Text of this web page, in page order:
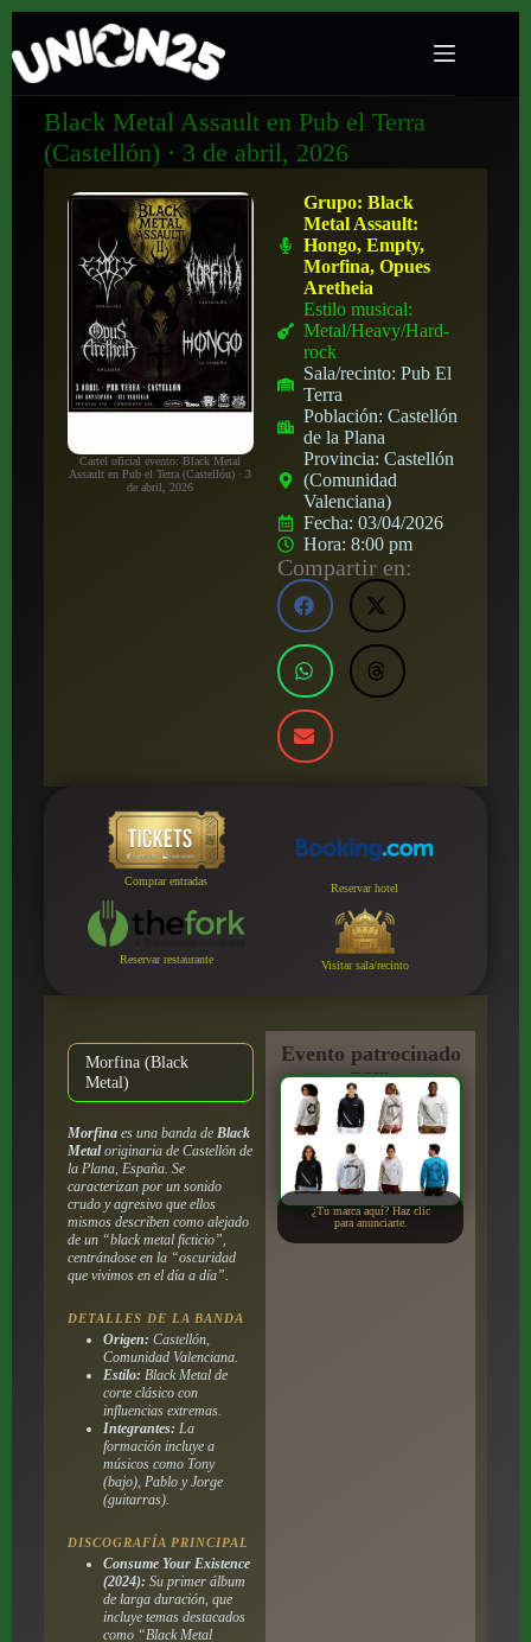
Black Metal Assault en Pub el Terra
(Castellón) · 3 de abril, 2026
Cartel oficial evento: Black Metal
Assault en Pub el Terra (Castellón) · 3
de abril, 2026
Grupo:Black
Metal Assault:
Hongo, Empty,
Morfina, Opues
Aretheia
Estilo musical:
Metal/Heavy/Hard-
rock
Sala/recinto:Pub El
Terra
Población:Castellón
de la Plana
Provincia:Castellón
(Comunidad
Valenciana)
Fecha:03/04/2026
Hora:8:00 pm
Compartir en:
Comprar entradas
Reservar hotel
Reservar restaurante Visitar sala/recinto
Morfina (Black
Metal)
Morfinaes una banda de Black
Metaloriginaria de Castellón de
la Plana, España. Se
caracterizan por un sonido
crudo y agresivo que ellos
mismos describen como alejado
de un “black metal ficticio”,
centrándose en la “oscuridad
que vivimos en el día a día”.
DETALLES DE LA BANDA
Origen: Castellón,
Comunidad Valenciana.
Estilo: Black Metal de
corte clásico con
influencias extremas.
Integrantes: La
formación incluye a
músicos como Tony
(bajo), Pablo y Jorge
(guitarras).
DISCOGRAFÍA PRINCIPAL
Consume Your Existence
(2024): Su primer álbum
de larga duración, que
incluye temas destacados
como “Black Metal
Evento patrocinado
por:
¿Tu marca aquí? Haz clic
para anunciarte.